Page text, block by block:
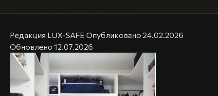
Редакция LUX-SAFE Опубликовано 24.02.2026
Обновлено 12.07.2026